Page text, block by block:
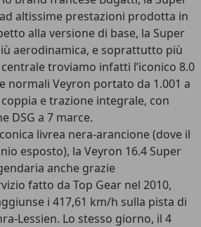
altissime prestazioni prodotta in
alla versione di base, la Super
aerodinamica, e soprattutto più
troviamo infatti l’iconico 8.0
normali Veyron portato da 1.001 a
coppia e trazione integrale, con
DSG a 7 marce.
livrea nera-arancione (dove il
esposto), la Veyron 16.4 Super
anche grazie
fatto da Top Gear nel 2010,
i 417,61 km/h sulla pista di
Lessien. Lo stesso giorno, il 4